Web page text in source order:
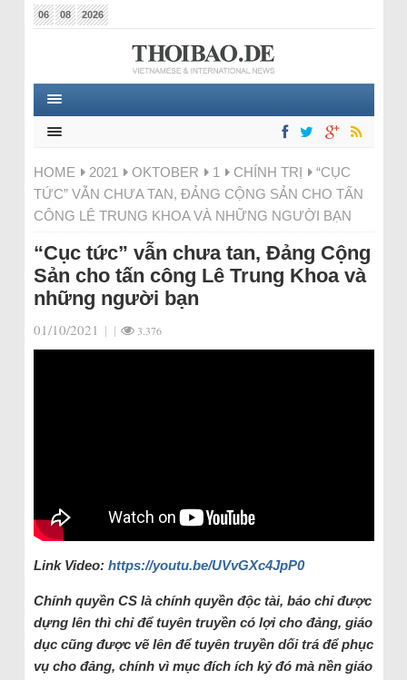
06 08 2026
HOME 2021 OKTOBER 1 CHÍNH TRỊ
“CỤC
TỨC” VẪN CHƯA TAN, ĐẢNG CỘNG SẢN CHO TẤN
CÔNG LÊ TRUNG KHOA VÀ NHỮNG NGƯỜI BẠN
“Cục tức” vẫn chưa tan, Đảng Cộng
Sản cho tấn công Lê Trung Khoa và
những người bạn
01/10/2021 | | 3.376
Link Video: https://youtu.be/UVvGXc4JpP0
Chính quyền CS là chính quyền độc tài, báo chỉ được
dựng lên thì chỉ để tuyên truyền có lợi cho đảng, giáo
dục cũng được vẽ lên để tuyên truyền dối trá để phục
vụ cho đảng, chính vì mục đích ích kỷ đó mà nền giáo